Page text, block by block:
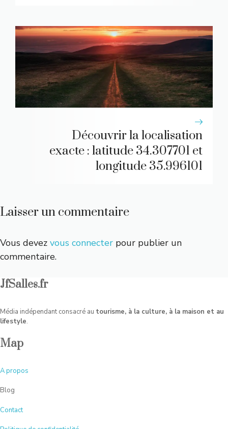
Découvrir la localisation
exacte : latitude 34.307701 et
longitude 35.996101
Laisser un commentaire
Vous devez vous connecter pour publier un
commentaire.
JfSalles.fr
Média indépendant consacré au tourisme, à la culture, à la maison et au
lifestyle.
Map
Apropos
Blog
Contact